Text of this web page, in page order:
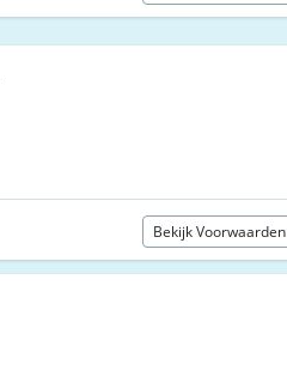
Bekijk Voorwaarden